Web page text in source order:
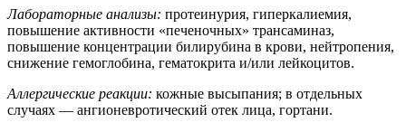
Лабораторные анализы: протеинурия, гиперкалиемия,
повышение активности «печеночных» трансаминаз,
повышение концентрации билирубина в крови, нейтропения,
снижение гемоглобина, гематокрита и/или лейкоцитов.
Аллергические реакции: кожные высыпания; в отдельных
случаях — ангионевротический отек лица, гортани.